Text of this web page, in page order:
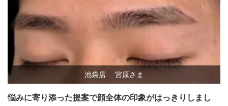
池袋店 宮原さま
悩みに寄り添った提案で顔全体の印象がはっきりしまし